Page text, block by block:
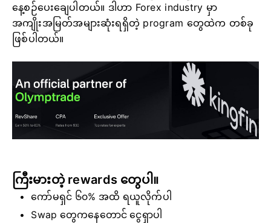
နေ့စဉ်ပေးချေပါတယ်။ ဒါဟာ Forex industry မှာ
အကျိုးအမြတ်အများဆုံးရရှိတဲ့ program တွေထဲက တစ်ခု
ဖြစ်ပါတယ်။
ကြီးမားတဲ့ rewards တွေပါ။
ကော်မရှင် ၆၀% အထိ ရယူလိုက်ပါ
Swap တွေကနေတောင် ငွေရှာပါ